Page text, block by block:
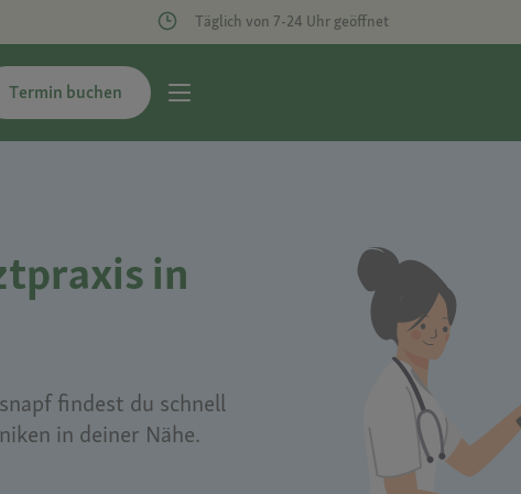
Täglich von 7-24 Uhr geöffnet
Termin buchen
in
findest du schnell
in deiner Nähe.